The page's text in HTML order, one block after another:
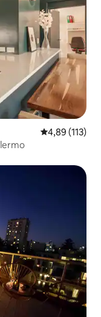
4,89 (113)